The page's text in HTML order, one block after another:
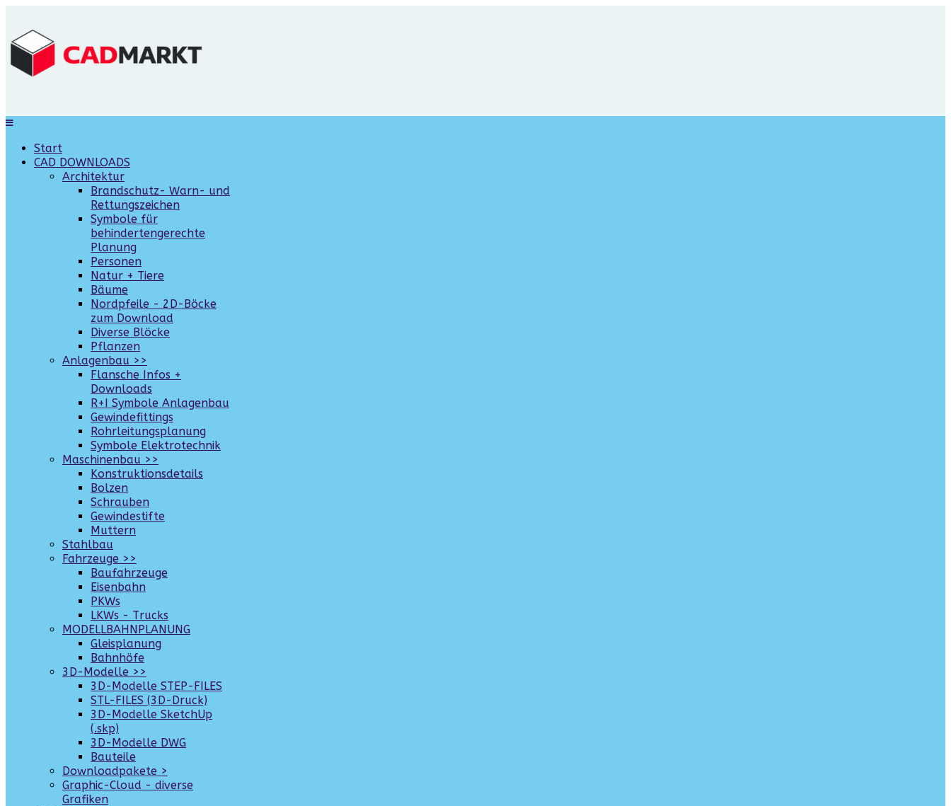
Start
CAD DOWNLOADS
Architektur
Brandschutz- Warn- und
Rettungszeichen
Symbole für
behindertengerechte
Planung
Personen
Natur + Tiere
Bäume
Nordpfeile - 2D-Böcke
zum Download
Diverse Blöcke
Pflanzen
Anlagenbau >>
Flansche Infos +
Downloads
R+I Symbole Anlagenbau
Gewindefittings
Rohrleitungsplanung
Symbole Elektrotechnik
Maschinenbau >>
Konstruktionsdetails
Bolzen
Schrauben
Gewindestifte
Muttern
Stahlbau
Fahrzeuge >>
Baufahrzeuge
Eisenbahn
PKWs
LKWs - Trucks
MODELLBAHNPLANUNG
Gleisplanung
Bahnhöfe
3D-Modelle >>
3D-Modelle STEP-FILES
STL-FILES (3D-Druck)
3D-Modelle SketchUp
(.skp)
3D-Modelle DWG
Bauteile
Downloadpakete >
Graphic-Cloud - diverse
Grafiken